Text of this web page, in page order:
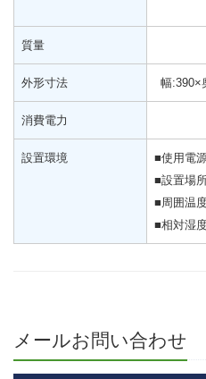
質量
外形寸法 幅:390×
消費電力
設置環境
■使用電
■設置場
■周囲温
■相対湿
メールお問い合わせ